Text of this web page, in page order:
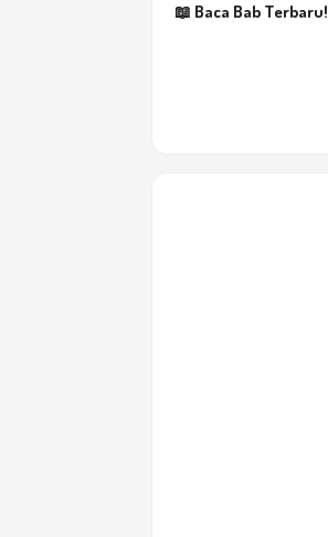
📖 Baca Bab Terbaru!